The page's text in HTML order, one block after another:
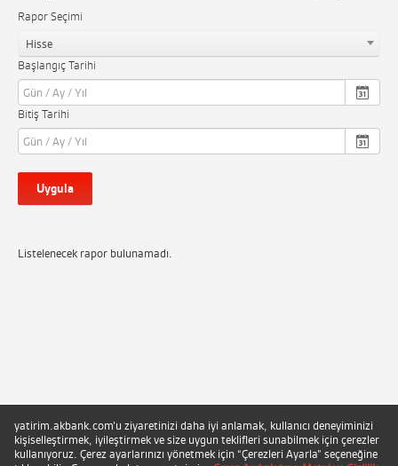
Rapor Seçimi
Hisse
Başlangıç Tarihi
Bitiş Tarihi
Uygula
Listelenecek rapor bulunamadı.